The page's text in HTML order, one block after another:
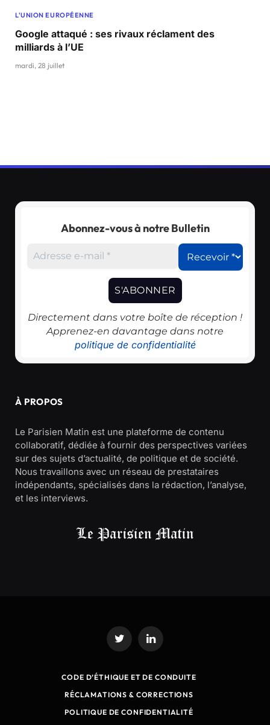
L'UNION EUROPÉENNE
Google attaqué : ses rivaux réclament des
milliards à l’UE
mardi, 28 juillet
Abonnez-vous à notre Bulletin
Directement dans votre boîte de réception !
Apprenez-en davantage dans notre
politique de confidentialité
À PROPOS
Le Parisien Matin est une plateforme de contenu
collaboratif, dédiée à fournir des perspectives variées
sur des sujets d’actualité, de politique et de société.
Nous travaillons avec un réseau de prestataires
indépendants, spécialisés dans la rédaction, l’analyse,
et les interviews.
Twitter LinkedIn
CODE D’ÉTHIQUE ET DE CONDUITE
RÉCLAMATIONS & CORRECTIONS
POLITIQUE DE CONFIDENTIALITÉ